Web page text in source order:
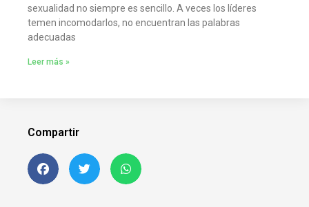
sexualidad no siempre es sencillo. A veces los líderes
temen incomodarlos, no encuentran las palabras
adecuadas
Leer más »
Compartir